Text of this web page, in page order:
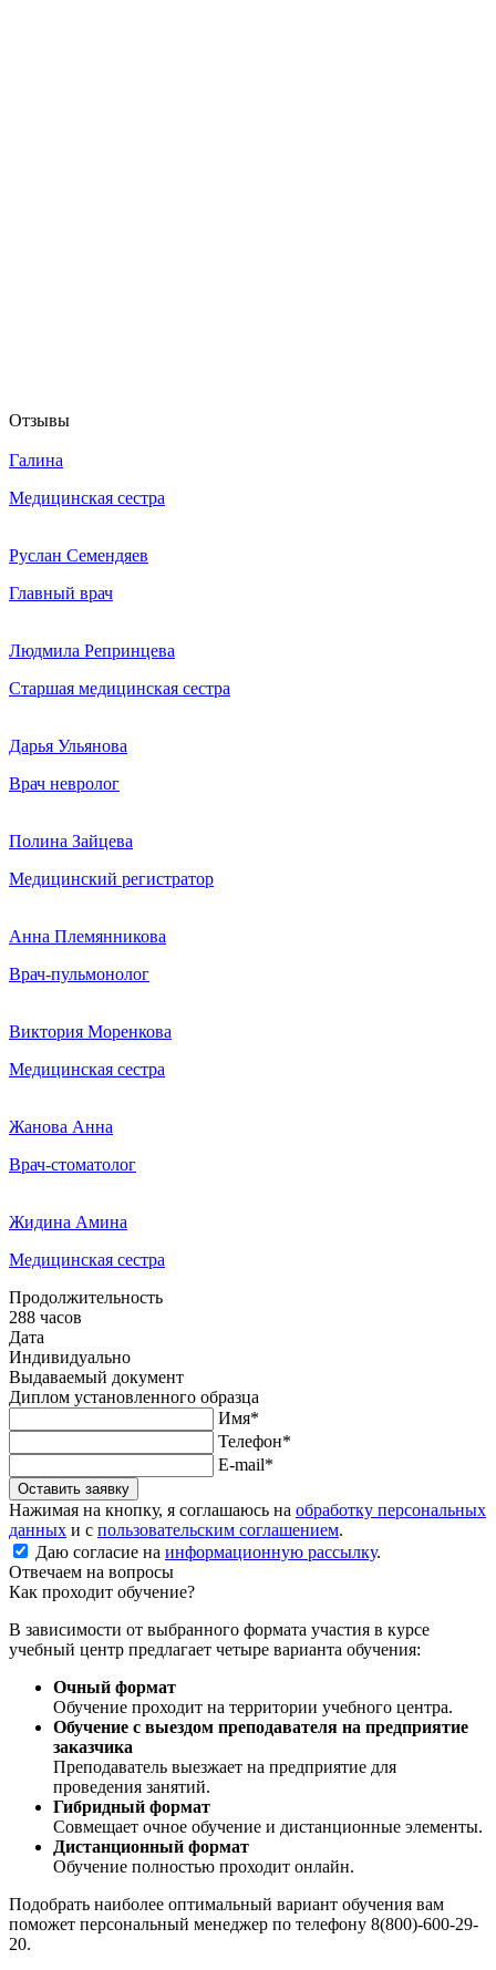
Отзывы
Галина
Медицинская сестра
Руслан Семендяев
Главный врач
Людмила Репринцева
Старшая медицинская сестра
Дарья Ульянова
Врач невролог
Полина Зайцева
Медицинский регистратор
Анна Племянникова
Врач-пульмонолог
Виктория Моренкова
Медицинская сестра
Жанова Анна
Врач-стоматолог
Жидина Амина
Медицинская сестра
Продолжительность
288 часов
Дата
Индивидуально
Выдаваемый документ
Диплом установленного образца
Имя*
Телефон*
E-mail*
Оставить заявку
Нажимая на кнопку, я соглашаюсь на обработку персональных
данных и с пользовательским соглашением.
Даю согласие на информационную рассылку.
Отвечаем на вопросы
Как проходит обучение?
В зависимости от выбранного формата участия в курсе
учебный центр предлагает четыре варианта обучения:
Очный формат
Обучение проходит на территории учебного центра.
Обучение с выездом преподавателя на предприятие
заказчика
Преподаватель выезжает на предприятие для
проведения занятий.
Гибридный формат
Совмещает очное обучение и дистанционные элементы.
Дистанционный формат
Обучение полностью проходит онлайн.
Подобрать наиболее оптимальный вариант обучения вам
поможет персональный менеджер по телефону 8(800)-600-29-
20.